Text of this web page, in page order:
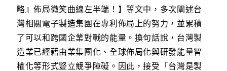
略』佈局微笑曲線左半端！】等文中，多次闡述台
灣相關電子製造集團在專利佈局上的努力，並累積
了可以和跨國企業對戰的能量。換句話說，台灣製
造業已經藉由業集團化、全球佈局化與研發能量智
權化等形式豎立競爭障礙。因此，接受「台灣是製